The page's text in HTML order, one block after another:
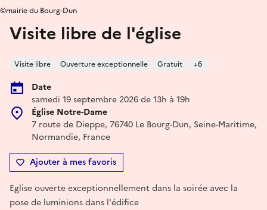
Visite libre de l'église
Visite libre Ouverture exceptionnelle Gratuit +6
Date
samedi 19 septembre 2026 de 13h à 19h
Église Notre-Dame
7 route de Dieppe, 76740 Le Bourg-Dun, Seine-Maritime,
Normandie, France
Ajouter à mes favoris
©mairie du Bourg-Dun
Eglise ouverte exceptionnellement dans la soirée avec la
pose de luminions dans l'édifice